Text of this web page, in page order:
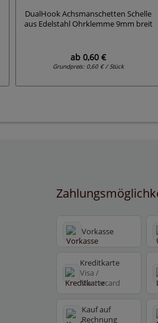
DualHook Achsmanschetten Schelle
aus Edelstahl Ohrklemme 9mm breit
ab 0,60 €
Grundpreis: 0,60 € / Stück
Vorkasse
Kreditkarte
Visa /
Mastercard
Kauf auf
Rechnung